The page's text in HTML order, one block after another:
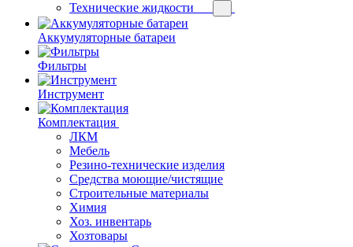
Технические жидкости
Аккумуляторные батареи
Фильтры
Инструмент
Комплектация
ЛКМ
Мебель
Резино-технические изделия
Средства моющие/чистящие
Строительные материалы
Химия
Хоз. инвентарь
Хозтовары